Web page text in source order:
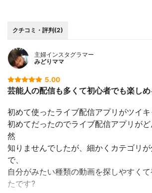
クチコミ・評判(2)
主婦インスタグラマー
みどりママ
5.00
芸能人の配信も多くて初心者でも楽し
初めて使ったライブ配信アプリがツイキ
初めてだったのでライブ配信アプリが
然
知りませんでしたが、細かくカテゴリ
で、
自分がみたい種類の動画を探しやすく
たです?